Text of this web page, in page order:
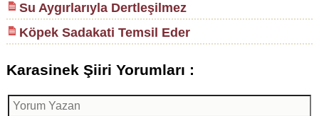
Su Aygırlarıyla Dertleşilmez
Köpek Sadakati Temsil Eder
Karasinek Şiiri Yorumları :